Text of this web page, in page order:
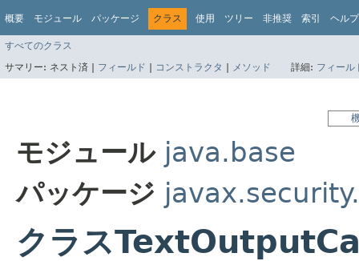
概要 モジュール パッケージ クラス 使用 ツリー 非推奨 索引 ヘルプ
すべてのクラス
サマリー: ネスト済 | フィールド | コンストラクタ | メソッド 詳細: フィール
モジュール java.base
パッケージ
クラス